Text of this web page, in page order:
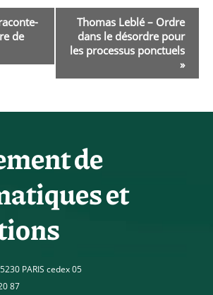
de
Thomas Leblé – Ordre
dans le désordre pour
les processus ponctuels
»
de
et
PARIS cedex 05
87